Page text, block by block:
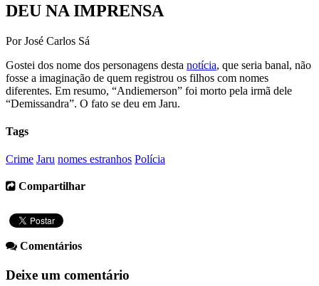
DEU NA IMPRENSA
Por José Carlos Sá
Gostei dos nome dos personagens desta notícia, que seria banal, não
fosse a imaginação de quem registrou os filhos com nomes
diferentes. Em resumo, “Andiemerson” foi morto pela irmã dele
“Demissandra”. O fato se deu em Jaru.
Tags
Crime Jaru nomes estranhos Polícia
Compartilhar
Comentários
Deixe um comentário